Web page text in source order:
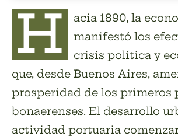
H
acia 1890, la
manifestó los
crisis política y
que, desde Buenos Aires,
prosperidad de los primeros
bonaerenses. El desarrollo
actividad portuaria